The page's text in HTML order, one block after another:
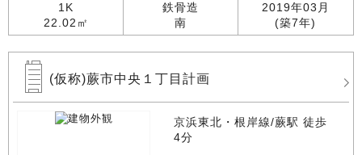
1K
22.02㎡
鉄骨造
南
2019年03月
(築7年)
(仮称)蕨市中央１丁目計画
京浜東北・根岸線/蕨駅 徒歩
4分